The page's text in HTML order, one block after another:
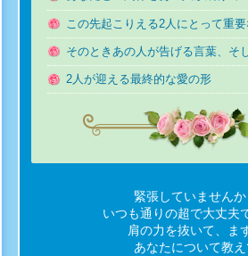
この先起こりえる2人にとって重
そのときあの人が告げる言葉、そ
2人が迎える最終的な愛の形
緊張していませんか
いつも通りの超で大丈夫
肩の力を抜いて、ま
あなたについて教え